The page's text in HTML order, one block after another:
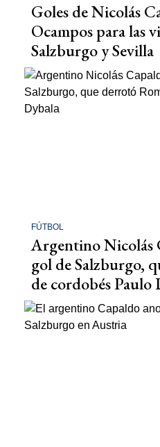
Goles de Nicolás
Ocampos para las
Salzburgo y Sevilla
FÚTBOL
Argentino Nicolás
gol de Salzburgo,
de cordobés Paulo